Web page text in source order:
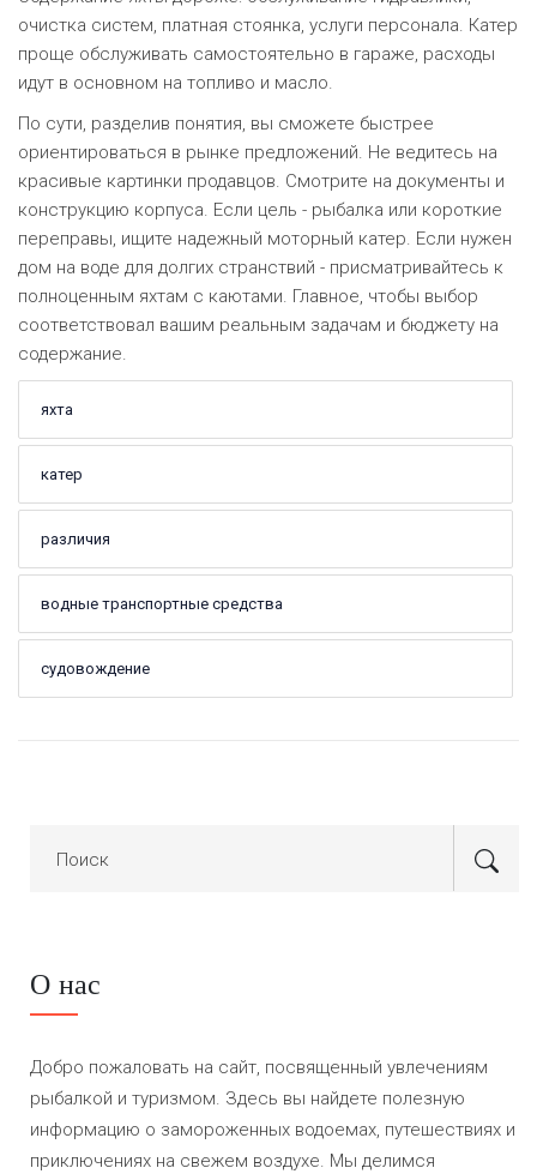
очистка систем, платная стоянка, услуги персонала. Катер
проще обслуживать самостоятельно в гараже, расходы
идут в основном на топливо и масло.
По сути, разделив понятия, вы сможете быстрее
ориентироваться в рынке предложений. Не ведитесь на
красивые картинки продавцов. Смотрите на документы и
конструкцию корпуса. Если цель - рыбалка или короткие
переправы, ищите надежный моторный катер. Если нужен
дом на воде для долгих странствий - присматривайтесь к
полноценным яхтам с каютами. Главное, чтобы выбор
соответствовал вашим реальным задачам и бюджету на
содержание.
яхта
катер
различия
водные транспортные средства
судовождение
О нас
Добро пожаловать на сайт, посвященный увлечениям
рыбалкой и туризмом. Здесь вы найдете полезную
информацию о замороженных водоемах, путешествиях и
приключениях на свежем воздухе. Мы делимся